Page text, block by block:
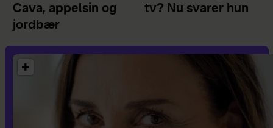
Cava, appelsin og
jordbær
tv? Nu svarer hun